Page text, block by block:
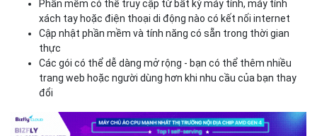
Chức năng cơ bản của CMS
Quản lý trang: Tạo, chỉnh sửa, xuất bản, xóa Trang
Quản lý nội dung: Tạo, biên tập, chỉnh sửa, lên lịch, xuất bản
Nội dung
Quản lý và phân quyền người dùng theo vai trò trên trang
Các template có thể tùy chỉnh để quản lý bản trình bày nội
dung, thiết lập giao diện nhất quán theo nhu cầu